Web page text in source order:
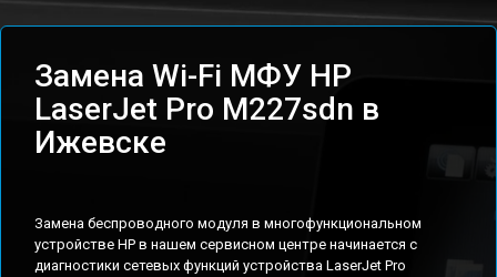
Замена Wi-Fi МФУ HP
LaserJet Pro M227sdn в
Ижевске
Замена беспроводного модуля в многофункциональном
устройстве HP в нашем сервисном центре начинается с
диагностики сетевых функций устройства LaserJet Pro